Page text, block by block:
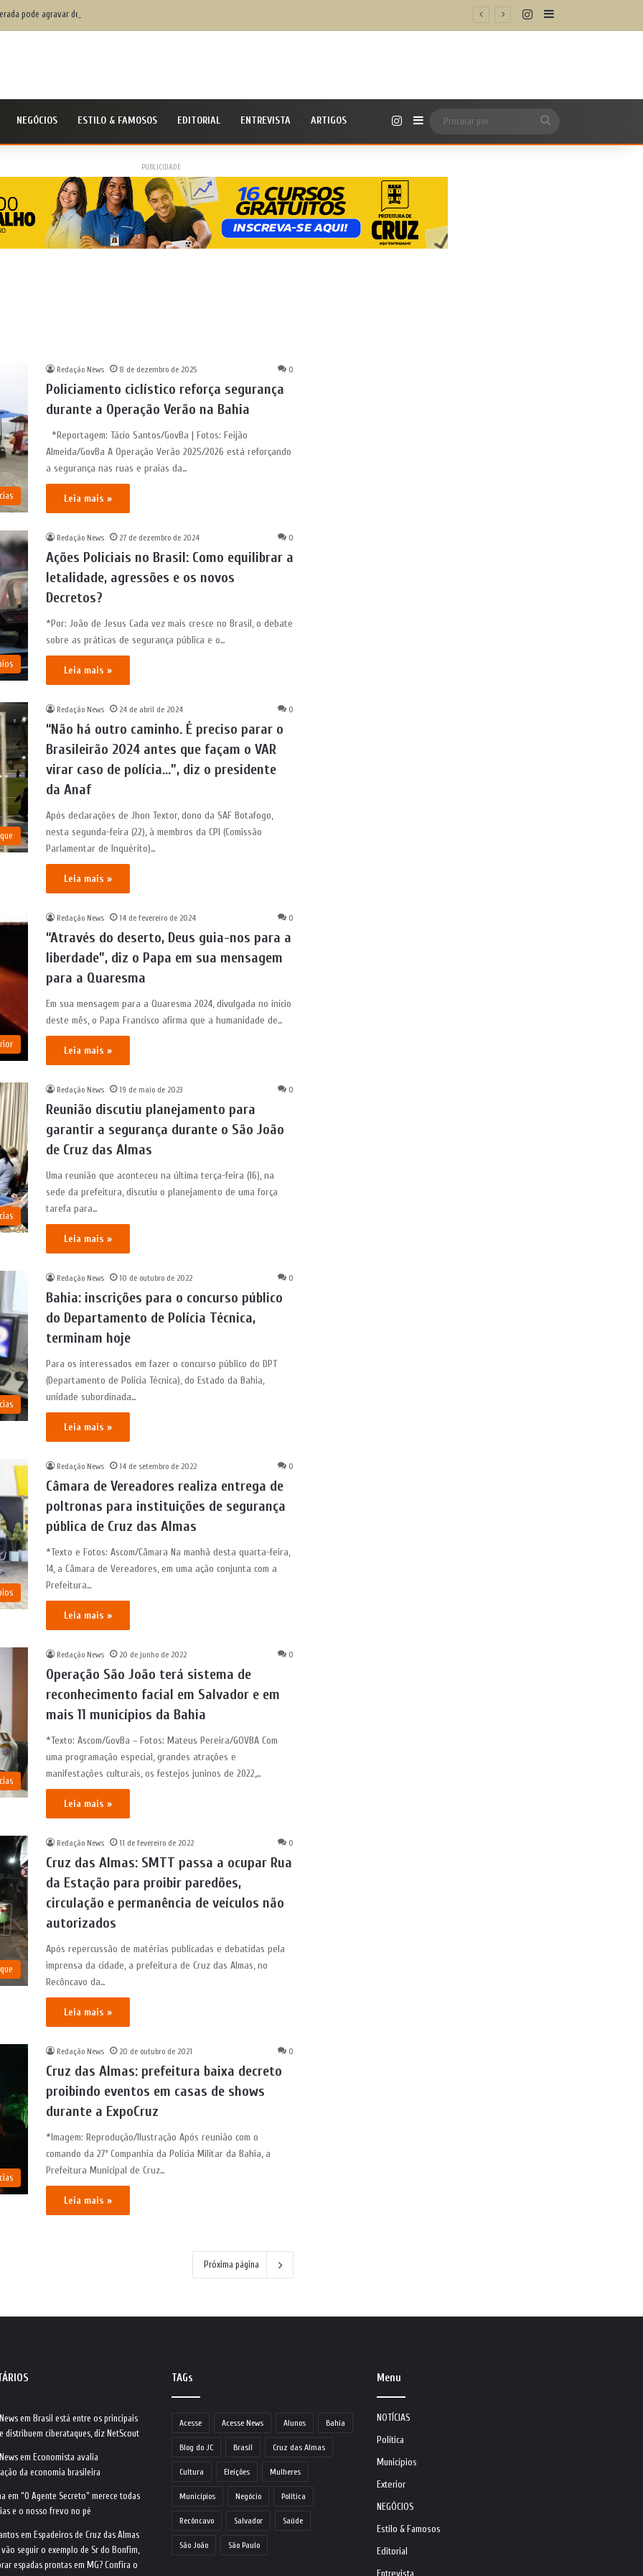
pode agravar desequilíbrio financeiro das famílias InstagramBarra Lateral
NEGÓCIOS ESTILO & FAMOSOS EDITORIAL ENTREVISTA ARTIGOS InstagramBarra Lateral
por
PUBLICIDADE
Redação News 8 de dezembro de 2025 0
Policiamento ciclístico reforça segurança
durante a Operação Verão na Bahia
*Reportagem: Tácio Santos/GovBa | Fotos: Feijão
Almeida/GovBa A Operação Verão 2025/2026 está reforçando
a segurança nas ruas e praias da…
Leia mais »
Redação News 27 de dezembro de 2024 0
Ações Policiais no Brasil: Como equilibrar a
letalidade, agressões e os novos
Decretos?
*Por: João de Jesus Cada vez mais cresce no Brasil, o debate
sobre as práticas de segurança pública e o…
Leia mais »
Redação News 24 de abril de 2024 0
“Não há outro caminho. É preciso parar o
Brasileirão 2024 antes que façam o VAR
virar caso de polícia…”, diz o presidente
da Anaf
Após declarações de Jhon Textor, dono da SAF Botafogo,
nesta segunda-feira (22), à membros da CPI (Comissão
Parlamentar de Inquérito)…
Leia mais »
Redação News 14 de fevereiro de 2024 0
“Através do deserto, Deus guia-nos para a
liberdade”, diz o Papa em sua mensagem
para a Quaresma
Em sua mensagem para a Quaresma 2024, divulgada no início
deste mês, o Papa Francisco afirma que a humanidade de…
Leia mais »
Redação News 19 de maio de 2023 0
Reunião discutiu planejamento para
garantir a segurança durante o São João
de Cruz das Almas
Uma reunião que aconteceu na última terça-feira (16), na
sede da prefeitura, discutiu o planejamento de uma força
tarefa para…
Leia mais »
Redação News 10 de outubro de 2022 0
Bahia: inscrições para o concurso público
do Departamento de Polícia Técnica,
terminam hoje
Para os interessados em fazer o concurso público do DPT
(Departamento de Polícia Técnica), do Estado da Bahia,
unidade subordinada…
Leia mais »
Redação News 14 de setembro de 2022 0
Câmara de Vereadores realiza entrega de
poltronas para instituições de segurança
pública de Cruz das Almas
*Texto e Fotos: Ascom/Câmara Na manhã desta quarta-feira,
14, a Câmara de Vereadores, em uma ação conjunta com a
Prefeitura…
Leia mais »
Redação News 20 de junho de 2022 0
Operação São João terá sistema de
reconhecimento facial em Salvador e em
mais 11 municípios da Bahia
*Texto: Ascom/GovBa – Fotos: Mateus Pereira/GOVBA Com
uma programação especial, grandes atrações e
manifestações culturais, os festejos juninos de 2022,…
Leia mais »
Redação News 11 de fevereiro de 2022 0
Cruz das Almas: SMTT passa a ocupar Rua
da Estação para proibir paredões,
circulação e permanência de veículos não
autorizados
Após repercussão de matérias publicadas e debatidas pela
imprensa da cidade, a prefeitura de Cruz das Almas, no
Recôncavo da…
Leia mais »
Redação News 20 de outubro de 2021 0
Cruz das Almas: prefeitura baixa decreto
proibindo eventos em casas de shows
durante a ExpoCruz
*Imagem: Reprodução/Ilustração Após reunião com o
comando da 27ª Companhia da Polícia Militar da Bahia, a
Prefeitura Municipal de Cruz…
Leia mais »
Próxima página
em Brasil está entre os principais
distribuem ciberataques, diz NetScout
em Economista avalia
da economia brasileira
em“O Agente Secreto” merece todas
e o nosso frevo no pé
em Espadeiros de Cruz das Almas
seguir o exemplo de Sr do Bonfim,
espadas prontas em MG? Confira o
TAGs
Acesse Acesse News Alunos Bahia
Blog do JC Brasil Cruz das Almas
Cultura Eleições Mulheres
Municípios Negócio Política
Recôncavo Salvador Saúde
São João São Paulo
Menu
NOTÍCIAS
Política
Municípios
Exterior
NEGÓCIOS
Estilo & Famosos
Editorial